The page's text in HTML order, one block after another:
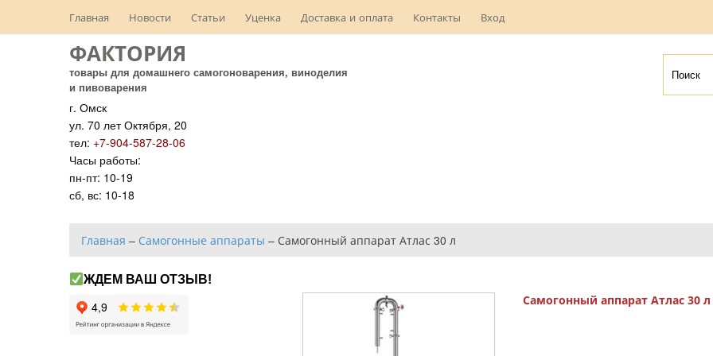
Главная Новости Статьи Уценка Доставка и оплата Контакты Вход
ФАКТОРИЯ
товары для домашнего самогоноварения, виноделия
и пивоварения
г. Омск
ул. 70 лет Октября, 20
тел: +7-904-587-28-06
Часы работы:
пн-пт: 10-19
сб, вс: 10-18
Главная – Самогонные аппараты – Самогонный аппарат Атлас 30 л
Самогонный аппарат Атлас 30 л
ЖДЕМ ВАШ ОТЗЫВ!